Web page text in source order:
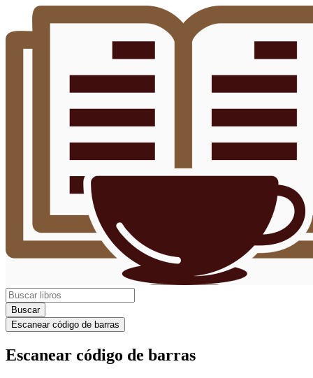
Buscar
Escanear código de barras
Escanear código de barras